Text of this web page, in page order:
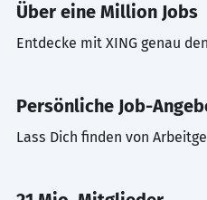
Über eine Million Jobs
Entdecke mit XING genau
Persönliche Job-
Lass Dich finden von